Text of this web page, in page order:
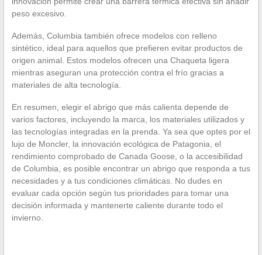
peso excesivo.
Además, Columbia también ofrece modelos con relleno
sintético, ideal para aquellos que prefieren evitar productos de
origen animal. Estos modelos ofrecen una Chaqueta ligera
mientras aseguran una protección contra el frío gracias a
materiales de alta tecnología.
En resumen, elegir el abrigo que más calienta depende de
varios factores, incluyendo la marca, los materiales utilizados y
las tecnologías integradas en la prenda. Ya sea que optes por el
lujo de Moncler, la innovación ecológica de Patagonia, el
rendimiento comprobado de Canada Goose, o la accesibilidad
de Columbia, es posible encontrar un abrigo que responda a tus
necesidades y a tus condiciones climáticas. No dudes en
evaluar cada opción según tus prioridades para tomar una
decisión informada y mantenerte caliente durante todo el
invierno.